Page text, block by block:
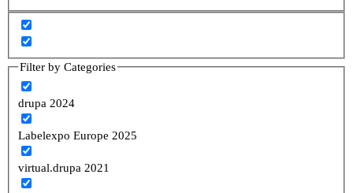
Filter by Categories
drupa 2024
Labelexpo Europe 2025
virtual.drupa 2021